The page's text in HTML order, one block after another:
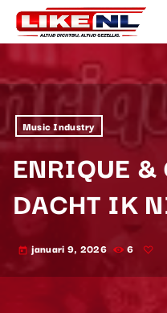
Music Industry
ENRIQUE &
DACHT IK
today januari 9, 2026 6